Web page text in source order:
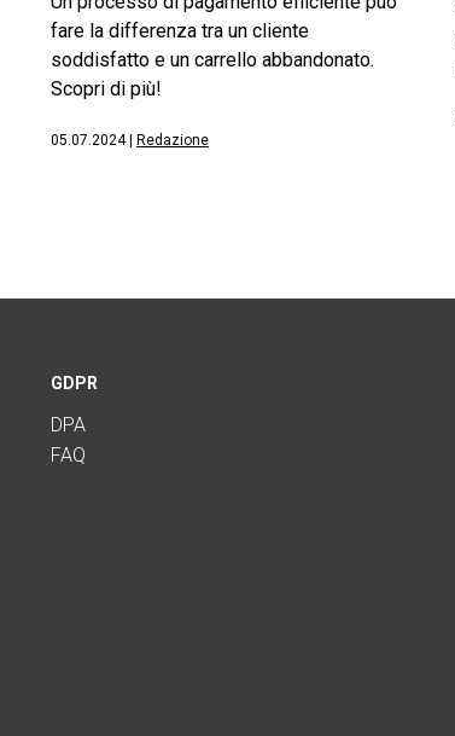
fare la differenza tra un cliente
soddisfatto e un carrello abbandonato.
Scopri di più!
05.07.2024| Redazione
GDPR
DPA
FAQ